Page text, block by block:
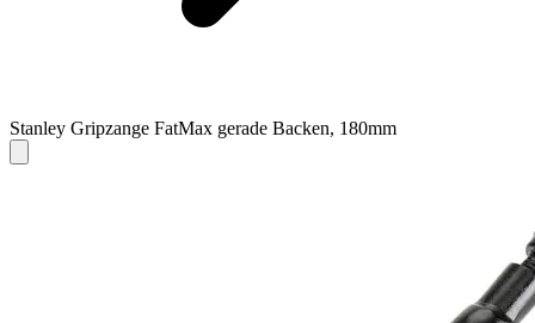
Stanley Gripzange FatMax gerade Backen, 180mm